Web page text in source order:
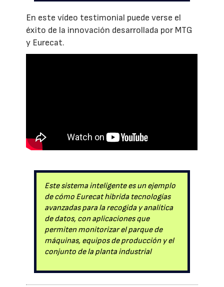
En este vídeo testimonial puede verse el
éxito de la innovación desarrollada por MTG
y Eurecat.
Este sistema inteligente es un ejemplo
de cómo Eurecat hibrida tecnologías
avanzadas para la recogida y analítica
de datos, con aplicaciones que
permiten monitorizar el parque de
máquinas, equipos de producción y el
conjunto de la planta industrial